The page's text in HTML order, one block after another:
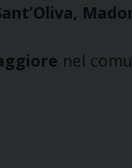
nel